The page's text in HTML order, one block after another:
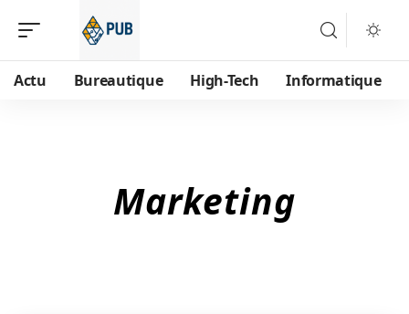
Actu Bureautique High-Tech Informatique
Marketing